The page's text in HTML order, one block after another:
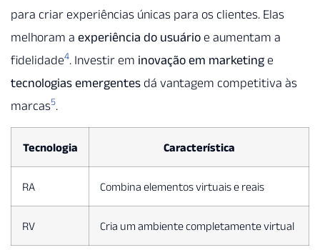
para criar experiências únicas para os clientes. Elas
melhoram a experiência do usuário e aumentam a
fidelidade4. Investir em inovação em marketinge
tecnologias emergentes dá vantagem competitiva às
marcas5.
Tecnologia Característica
RA Combina elementos virtuais e reais
RV Cria um ambiente completamente virtual